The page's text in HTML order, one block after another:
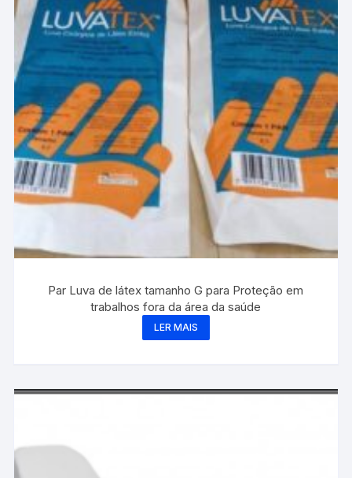
Par Luva de látex tamanho G para Proteção em
trabalhos fora da área da saúde
LER MAIS